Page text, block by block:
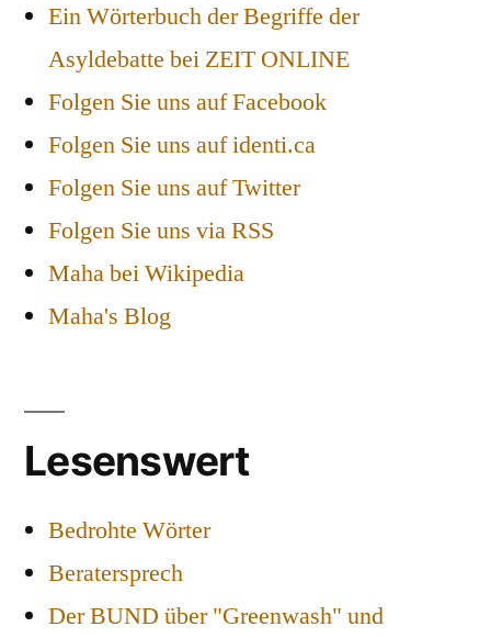
Ein Wörterbuch der Begriffe der
Asyldebatte bei ZEIT ONLINE
Folgen Sie uns auf Facebook
Folgen Sie uns auf identi.ca
Folgen Sie uns auf Twitter
Folgen Sie uns via RSS
Maha bei Wikipedia
Maha's Blog
Lesenswert
Bedrohte Wörter
Beratersprech
Der BUND über "Greenwash" und